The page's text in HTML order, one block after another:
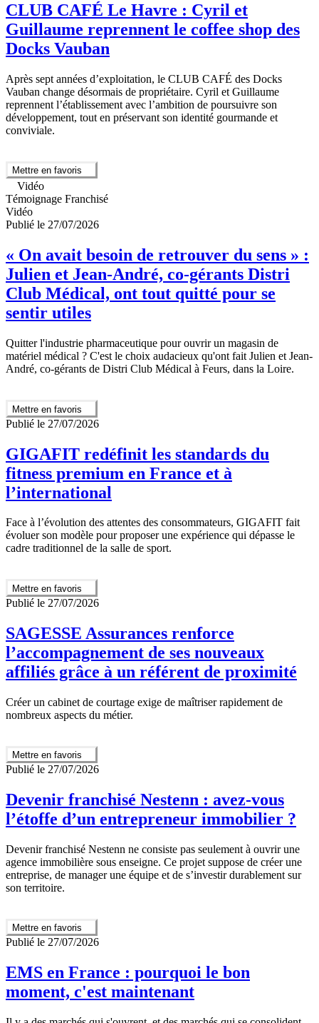
CLUB CAFÉ Le Havre : Cyril et
Guillaume reprennent le coffee shop des
Docks Vauban
Après sept années d’exploitation, le CLUB CAFÉ des Docks
Vauban change désormais de propriétaire. Cyril et Guillaume
reprennent l’établissement avec l’ambition de poursuivre son
développement, tout en préservant son identité gourmande et
conviviale.
Mettre en favoris
Vidéo
Témoignage Franchisé
Vidéo
Publié le 27/07/2026
« On avait besoin de retrouver du sens » :
Julien et Jean-André, co-gérants Distri
Club Médical, ont tout quitté pour se
sentir utiles
Quitter l'industrie pharmaceutique pour ouvrir un magasin de
matériel médical ? C'est le choix audacieux qu'ont fait Julien et Jean-
André, co-gérants de Distri Club Médical à Feurs, dans la Loire.
Mettre en favoris
Publié le 27/07/2026
GIGAFIT redéfinit les standards du
fitness premium en France et à
l’international
Face à l’évolution des attentes des consommateurs, GIGAFIT fait
évoluer son modèle pour proposer une expérience qui dépasse le
cadre traditionnel de la salle de sport.
Mettre en favoris
Publié le 27/07/2026
SAGESSE Assurances renforce
l’accompagnement de ses nouveaux
affiliés grâce à un référent de proximité
Créer un cabinet de courtage exige de maîtriser rapidement de
nombreux aspects du métier.
Mettre en favoris
Publié le 27/07/2026
Devenir franchisé Nestenn : avez-vous
l’étoffe d’un entrepreneur immobilier ?
Devenir franchisé Nestenn ne consiste pas seulement à ouvrir une
agence immobilière sous enseigne. Ce projet suppose de créer une
entreprise, de manager une équipe et de s’investir durablement sur
son territoire.
Mettre en favoris
Publié le 27/07/2026
EMS en France : pourquoi le bon
moment, c'est maintenant